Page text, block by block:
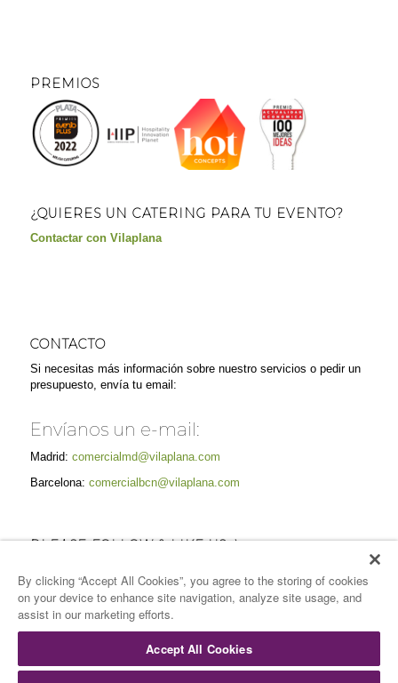
PREMIOS
¿QUIERES UN CATERING PARA TU EVENTO?
Contactar con Vilaplana
CONTACTO
Si necesitas más información sobre nuestro servicios o pedir un
presupuesto, envía tu email:
Envíanos un e-mail:
Madrid: comercialmd@vilaplana.com
Barcelona: comercialbcn@vilaplana.com
PLEASE FOLLOW & LIKE US :)
By clicking “Accept All Cookies”, you agree to the storing of cookies
on your device to enhance site navigation, analyze site usage, and
assist in our marketing efforts.
Accept All Cookies